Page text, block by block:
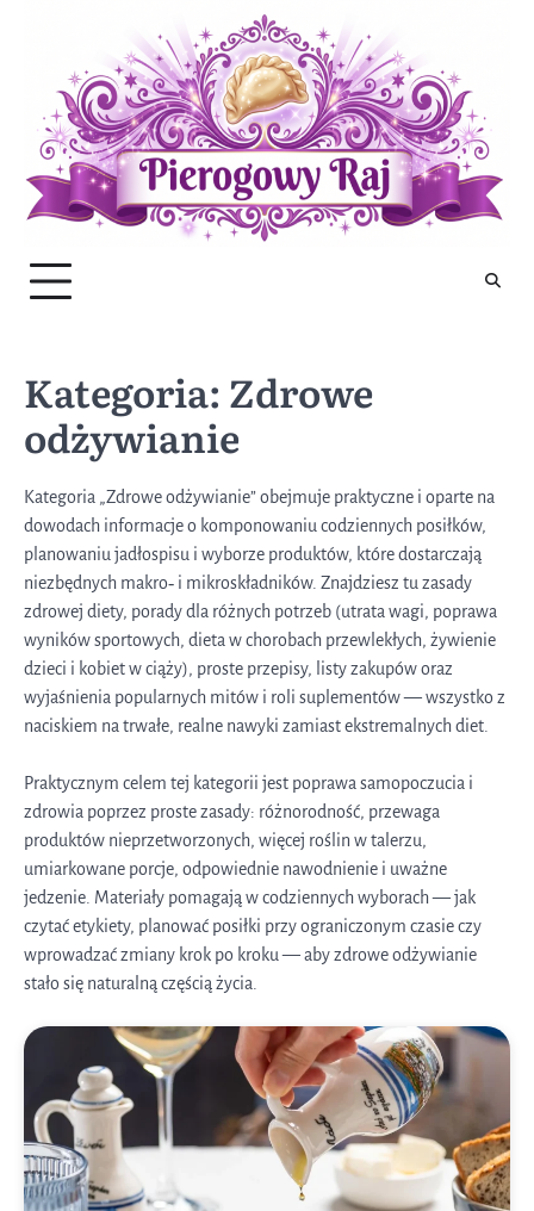
Kategoria: Zdrowe
odżywianie
Kategoria „Zdrowe odżywianie” obejmuje praktyczne i oparte na
dowodach informacje o komponowaniu codziennych posiłków,
planowaniu jadłospisu i wyborze produktów, które dostarczają
niezbędnych makro‑ i mikroskładników. Znajdziesz tu zasady
zdrowej diety, porady dla różnych potrzeb (utrata wagi, poprawa
wyników sportowych, dieta w chorobach przewlekłych, żywienie
dzieci i kobiet w ciąży), proste przepisy, listy zakupów oraz
wyjaśnienia popularnych mitów i roli suplementów — wszystko z
naciskiem na trwałe, realne nawyki zamiast ekstremalnych diet.
Praktycznym celem tej kategorii jest poprawa samopoczucia i
zdrowia poprzez proste zasady: różnorodność, przewaga
produktów nieprzetworzonych, więcej roślin w talerzu,
umiarkowane porcje, odpowiednie nawodnienie i uważne
jedzenie. Materiały pomagają w codziennych wyborach — jak
czytać etykiety, planować posiłki przy ograniczonym czasie czy
wprowadzać zmiany krok po kroku — aby zdrowe odżywianie
stało się naturalną częścią życia.